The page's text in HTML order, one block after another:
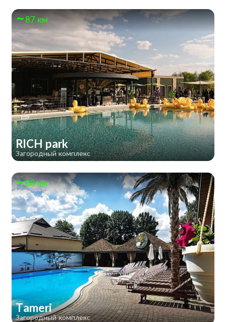
87 км
RICH park
Загородный комплекс
88 км
Tameri
Загородный комплекс